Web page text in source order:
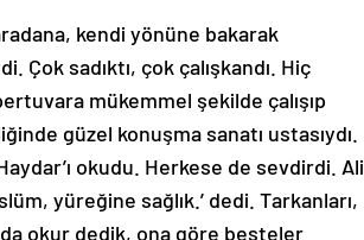
kendi yönüne bakarak
Çok sadıktı, çok çalışkandı. Hiç
mükemmel şekilde çalışıp
güzel konuşma sanatı ustasıydı.
okudu. Herkese de sevdirdi. Ali
yüreğine sağlık.’ dedi. Tarkanları,
da okur dedik, ona göre besteler